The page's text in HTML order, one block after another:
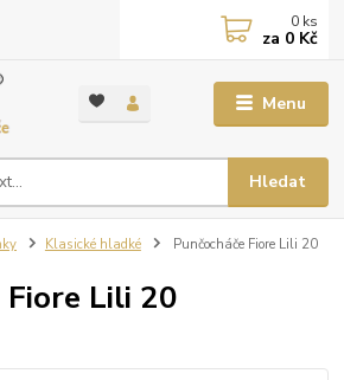
Menu
Hledat
0 ks
za 0 Kč
Klasické hladké Punčocháče Fiore Lili 20
Fiore Lili 20